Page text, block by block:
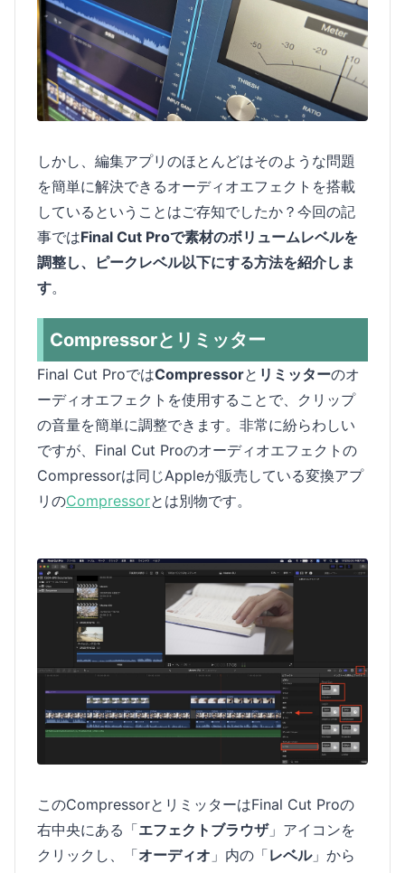
しかし、編集アプリのほとんどはそのような問題
を簡単に解決できるオーディオエフェクトを搭載
しているということはご存知でしたか？今回の記
事ではFinal Cut Proで素材のボリュームレベルを
調整し、ピークレベル以下にする方法を紹介しま
す。
Compressorとリミッター
Final Cut ProではCompressorと リミッターのオ
ーディオエフェクトを使用することで、クリップ
の音量を簡単に調整できます。非常に紛らわしい
ですが、Final Cut Proのオーディオエフェクトの
Compressorは同じAppleが販売している変換アプ
リのCompressorとは別物です。
このCompressorとリミッターはFinal Cut Proの
右中央にある「エフェクトブラウザ」アイコンを
クリックし、「オーディオ 」内の「レベル」から